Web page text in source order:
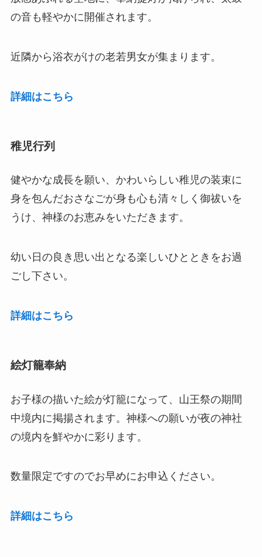
の音も軽やかに開催されます。
近隣から浴衣がけの老若男女が集まります。
詳細はこちら
稚児行列
健やかな成長を願い、かわいらしい稚児の装束に
身を包んだおさなごが身も心も清々しく御祓いを
うけ、神様のお恵みをいただきます。
幼い日の良き思い出となる楽しいひとときをお過
ごし下さい。
詳細はこちら
絵灯籠奉納
お子様の描いた絵が灯籠になって、山王祭の期間
中境内に掲揚されます。神様への願いが夜の神社
の境内を鮮やかに彩ります。
数量限定ですのでお早めにお申込ください。
詳細はこちら